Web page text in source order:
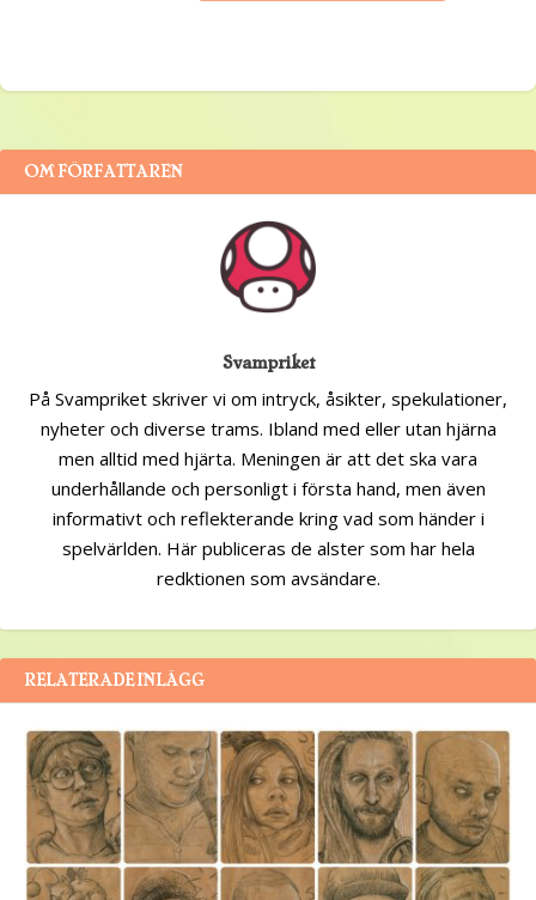
OM FÖRFATTAREN
Svampriket
På Svampriket skriver vi om intryck, åsikter, spekulationer,
nyheter och diverse trams. Ibland med eller utan hjärna
men alltid med hjärta. Meningen är att det ska vara
underhållande och personligt i första hand, men även
informativt och reflekterande kring vad som händer i
spelvärlden. Här publiceras de alster som har hela
redktionen som avsändare.
RELATERADE INLÄGG